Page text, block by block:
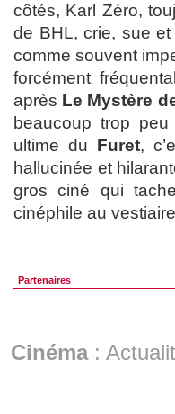
côtés, Karl Zéro,
de BHL, crie, sue
comme souvent
forcément
après Le Mystère
beaucoup trop
ultime du Furet,
hallucinée et
gros ciné qui
cinéphile au
Partenaires
Cinéma: